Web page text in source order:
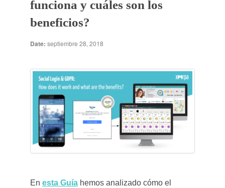
CASOS DE ÉXITO
RGPD
BLOG
PIDE UNA DEMO
ESPAÑOL
ENGLISH
funciona y cuáles son los
beneficios?
Date: septiembre 28, 2018
En esta Guíahemos analizado cómo el